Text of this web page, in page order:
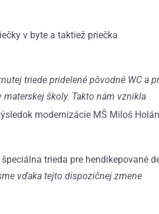
v byte a taktiež priečka
triede pridelené pôvodné WC a
školy. Takto nám vznikla
modernizácie MŠ Miloš Holán
trieda pre hendikepované
vďaka tejto dispozičnej zmene